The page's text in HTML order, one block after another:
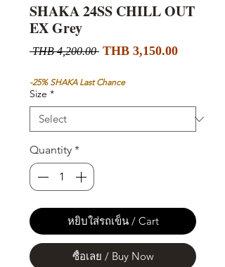
SHAKA 24SS CHILL OUT
EX Grey
THB 4,200.00 Regular
THB 3,150.00Sale
-25% SHAKA Last Chance
Size *
Quantity *
หยิบใส่รถเข็น / Cart
ซื้อเลย / Buy Now